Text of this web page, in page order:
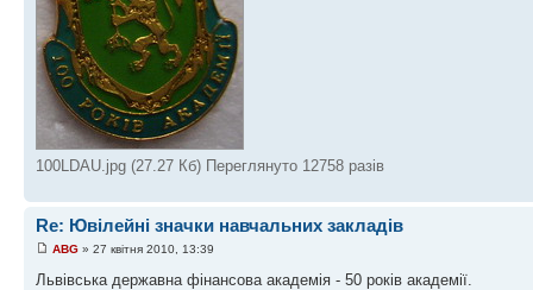
100LDAU.jpg (27.27 Кб) Переглянуто 12758 разів
Re: Ювілейні значки навчальних закладів
ABG » 27 квітня 2010, 13:39
Львівська державна фінансова академія - 50 років академії.